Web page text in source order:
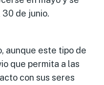
de junio.
aunque este tipo de
que permita a las
con sus seres